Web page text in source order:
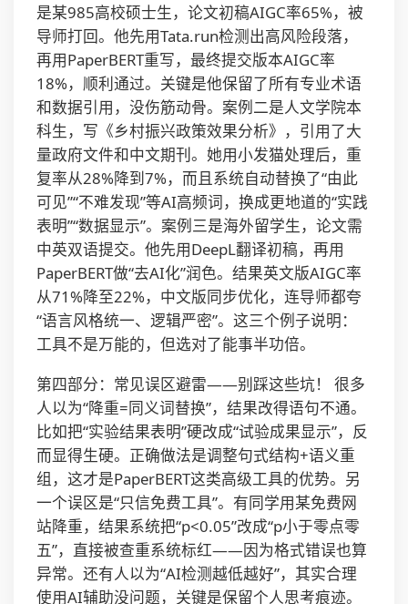
是某985高校硕士生，论文初稿AIGC率65%，被
导师打回。他先用Tata.run检测出高风险段落，
再用PaperBERT重写，最终提交版本AIGC率
18%，顺利通过。关键是他保留了所有专业术语
和数据引用，没伤筋动骨。案例二是人文学院本
科生，写《乡村振兴政策效果分析》，引用了大
量政府文件和中文期刊。她用小发猫处理后，重
复率从28%降到7%，而且系统自动替换了“由此
可见”“不难发现”等AI高频词，换成更地道的“实践
表明”“数据显示”。案例三是海外留学生，论文需
中英双语提交。他先用DeepL翻译初稿，再用
PaperBERT做“去AI化”润色。结果英文版AIGC率
从71%降至22%，中文版同步优化，连导师都夸
“语言风格统一、逻辑严密”。这三个例子说明：
工具不是万能的，但选对了能事半功倍。
第四部分：常见误区避雷——别踩这些坑！ 很多
人以为“降重=同义词替换”，结果改得语句不通。
比如把“实验结果表明”硬改成“试验成果显示”，反
而显得生硬。正确做法是调整句式结构+语义重
组，这才是PaperBERT这类高级工具的优势。另
一个误区是“只信免费工具”。有同学用某免费网
站降重，结果系统把“p<0.05”改成“p小于零点零
五”，直接被查重系统标红——因为格式错误也算
异常。还有人以为“AI检测越低越好”，其实合理
使用AI辅助没问题，关键是保留个人思考痕迹。